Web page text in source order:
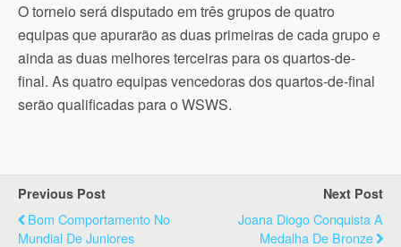
O torneio será disputado em três grupos de quatro
equipas que apurarão as duas primeiras de cada grupo e
ainda as duas melhores terceiras para os quartos-de-
final. As quatro equipas vencedoras dos quartos-de-final
serão qualificadas para o WSWS.
Previous Post
Bom Comportamento No
Mundial De Juniores
Next Post
Joana Diogo Conquista A
Medalha De Bronze